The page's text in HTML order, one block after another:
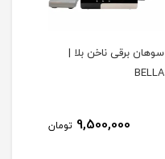
سوهان برقی ناخن بلا |
BELLA
9,500,000 تومان